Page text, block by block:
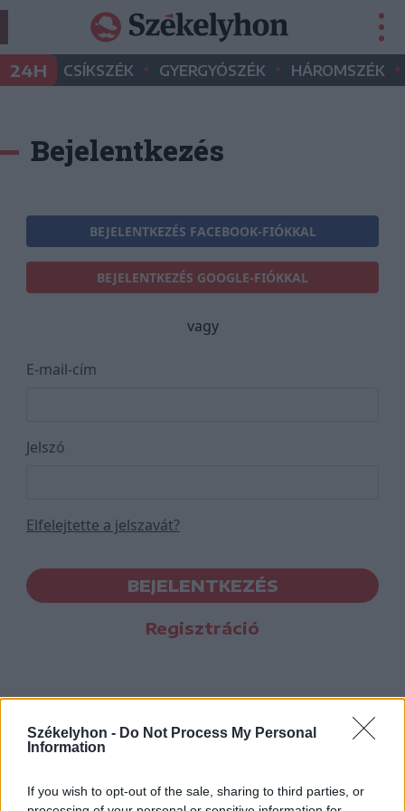
Székelyhon - Do Not Process My Personal
Information
If you wish to opt-out of the sale, sharing to third parties, or
24H CSÍKSZÉK • GYERGYÓSZÉK • HÁROMSZÉK •
Bejelentkezés
BEJELENTKEZÉS FACEBOOK-FIÓKKAL
BEJELENTKEZÉS GOOGLE-FIÓKKAL
vagy
E-mail-cím
Jelszó
Elfelejtette a jelszavát?
BEJELENTKEZÉS
Regisztráció